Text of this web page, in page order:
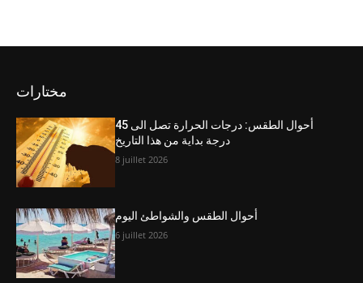
مختارات
أحوال الطقس: درجات الحرارة تصل الى 45
درجة بداية من هذا التاريخ
8 juillet 2026
أحوال الطقس والشواطئ اليوم
6 juillet 2026